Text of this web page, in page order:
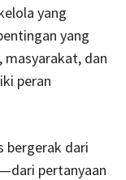
yang
yang
dan
peran
bergerak dari
pertanyaan